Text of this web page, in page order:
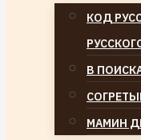
КОД
В
МАМИН